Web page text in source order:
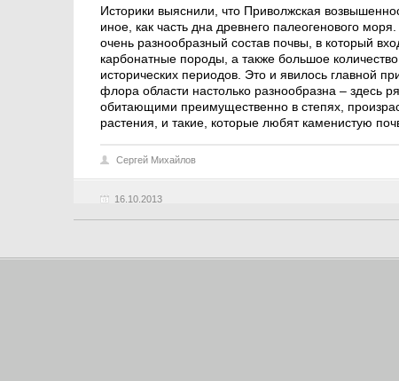
Историки выяснили, что Приволжская
иное, как часть дна древнего палеогенового
очень разнообразный состав почвы, в который
карбонатные породы, а также большое
исторических периодов. Это и явилось главной
флора области настолько разнообразна – здесь
обитающими преимущественно в степях,
растения, и такие, которые любят каменистую
16.10.2013
Сергей Михайлов